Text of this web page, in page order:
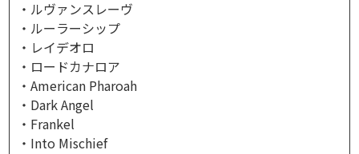
・ルヴァンスレーヴ
・ルーラーシップ
・レイデオロ
・ロードカナロア
・American Pharoah
・Dark Angel
・Frankel
・Into Mischief